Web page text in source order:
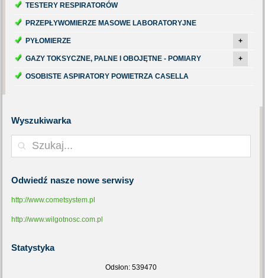
TESTERY RESPIRATORÓW
PRZEPŁYWOMIERZE MASOWE LABORATORYJNE
PYŁOMIERZE +
GAZY TOKSYCZNE, PALNE I OBOJĘTNE - POMIARY +
OSOBISTE ASPIRATORY POWIETRZA CASELLA
Wyszukiwarka
Odwiedź nasze nowe serwisy
http://www.cometsystem.pl
http://www.wilgotnosc.com.pl
Statystyka
Odsłon: 539470